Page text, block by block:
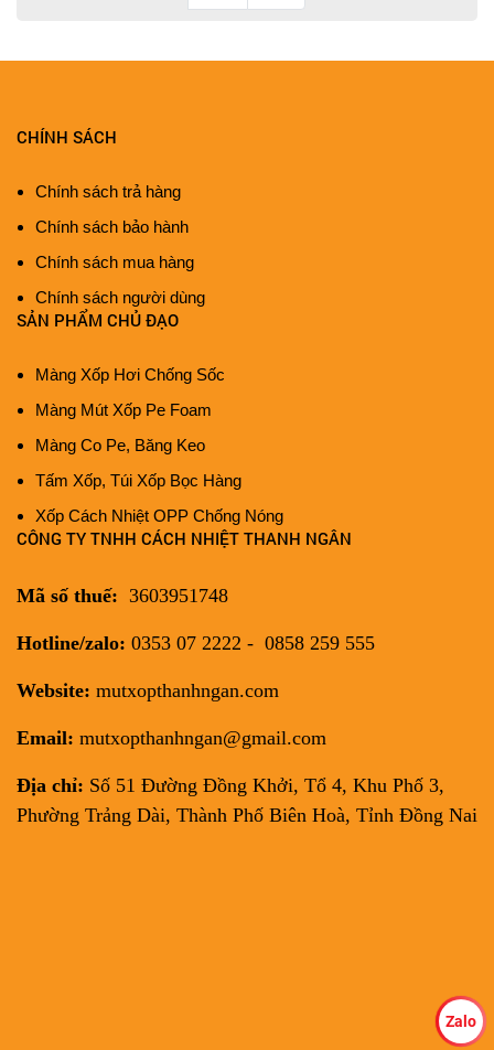
CHÍNH SÁCH
Chính sách trả hàng
Chính sách bảo hành
Chính sách mua hàng
Chính sách người dùng
SẢN PHẨM CHỦ ĐẠO
Màng Xốp Hơi Chống Sốc
Màng Mút Xốp Pe Foam
Màng Co Pe, Băng Keo
Tấm Xốp, Túi Xốp Bọc Hàng
Xốp Cách Nhiệt OPP Chống Nóng
CÔNG TY TNHH CÁCH NHIỆT THANH NGÂN
Mã số thuế: 3603951748
Hotline/zalo: 0353 07 2222 - 0858 259 555
Website: mutxopthanhngan.com
Email: mutxopthanhngan@gmail.com
Địa chỉ: Số 51 Đường Đồng Khởi, Tổ 4, Khu Phố 3,
Phường Trảng Dài, Thành Phố Biên Hoà, Tỉnh Đồng Nai
Zalo